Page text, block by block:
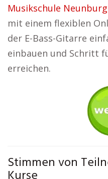
Musikschule
mit einem flexiblen
der E-Bass-Gitarre
einbauen und Schritt
erreichen.
Stimmen von